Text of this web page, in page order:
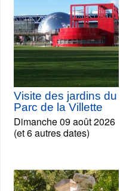
Visite des jardins du
Parc de la Villette
Dimanche 09 août 2026
(et 6 autres dates)